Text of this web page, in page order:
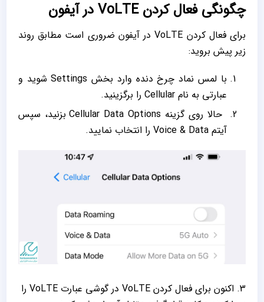
چگونگی فعال کردن VoLTE در آیفون
برای فعال کردن VoLTE در آیفون ضروری است مطابق روند
زیر پیش بروید:
با لمس نماد چرخ دنده وارد بخش Settings شوید و
عبارتی به نام Cellular را برگزینید.
حالا روی گزینه Cellular Data Options بزنید، سپس
آیتم Voice & Data را انتخاب نمایید.
3. اکنون برای فعال کردن VoLTE در گوشی عبارت VoLTE را